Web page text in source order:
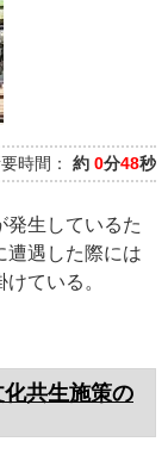
時間： 約 0分48秒
発生しているた
遭遇した際には
ている。
共生施策の